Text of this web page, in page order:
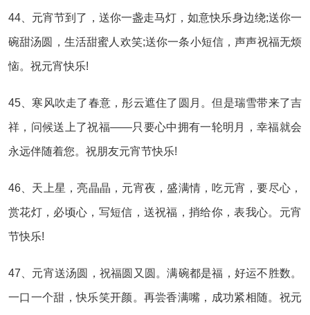
44、元宵节到了，送你一盏走马灯，如意快乐身边绕;送你一
碗甜汤圆，生活甜蜜人欢笑;送你一条小短信，声声祝福无烦
恼。祝元宵快乐!
45、寒风吹走了春意，彤云遮住了圆月。但是瑞雪带来了吉
祥，问候送上了祝福——只要心中拥有一轮明月，幸福就会
永远伴随着您。祝朋友元宵节快乐!
46、天上星，亮晶晶，元宵夜，盛满情，吃元宵，要尽心，
赏花灯，必顷心，写短信，送祝福，捎给你，表我心。元宵
节快乐!
47、元宵送汤圆，祝福圆又圆。满碗都是福，好运不胜数。
一口一个甜，快乐笑开颜。再尝香满嘴，成功紧相随。祝元